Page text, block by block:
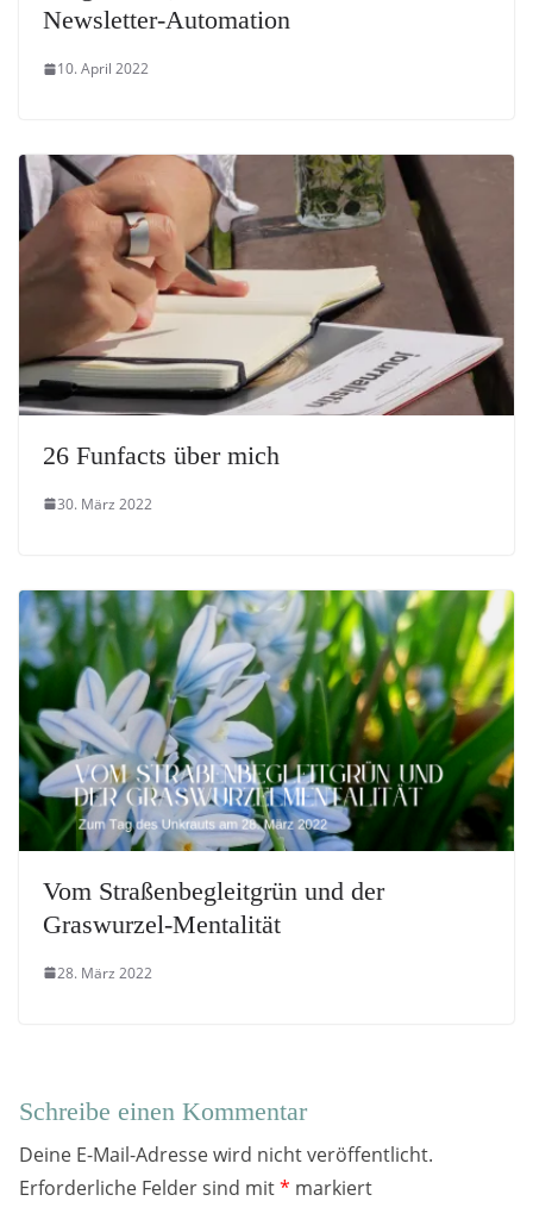
Newsletter-Automation
10. April 2022
26 Funfacts über mich
30. März 2022
Vom Straßenbegleitgrün und der
Graswurzel-Mentalität
28. März 2022
Schreibe einen Kommentar
Deine E-Mail-Adresse wird nicht veröffentlicht.
Erforderliche Felder sind mit* markiert